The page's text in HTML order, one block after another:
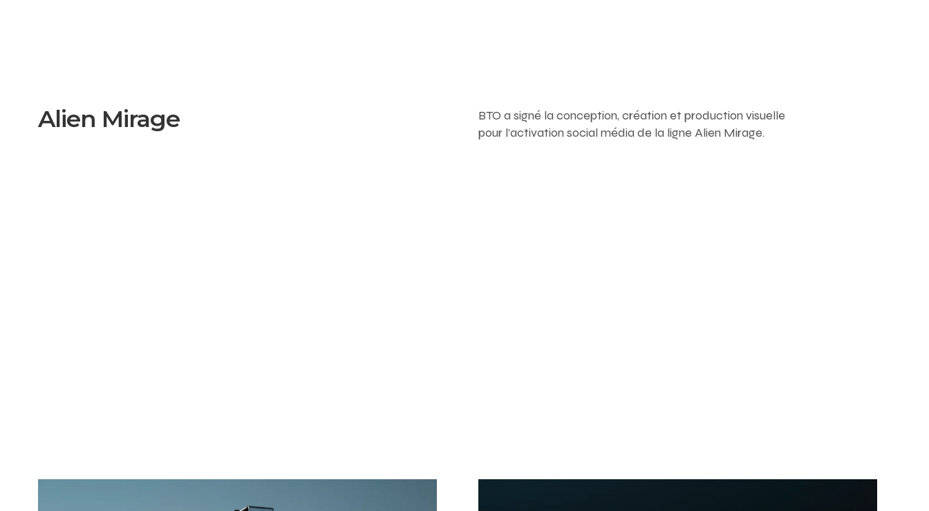
Alien Mirage
BTO a signé la conception, création et production visuelle
pour l’activation social média de la ligne Alien Mirage.